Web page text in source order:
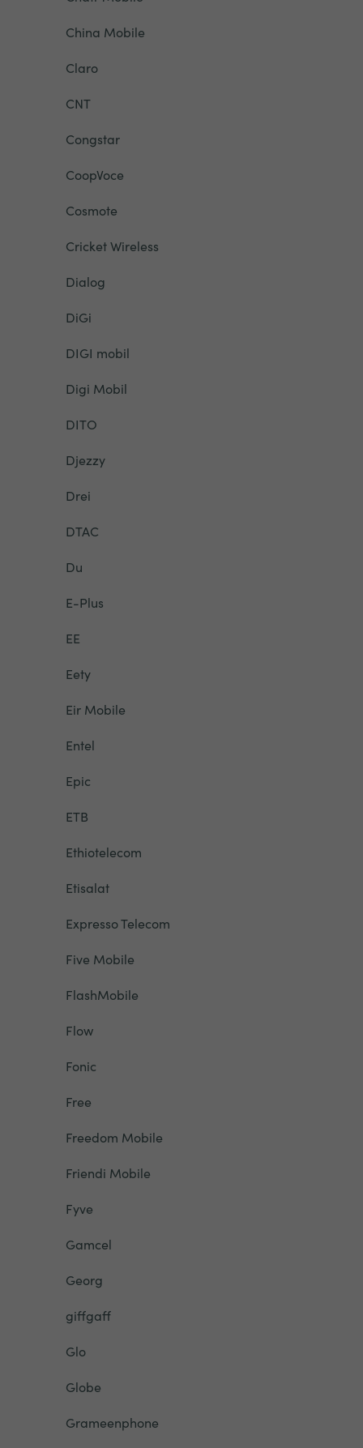
China Mobile
Claro
CNT
Congstar
CoopVoce
Cosmote
Cricket Wireless
Dialog
DiGi
DIGI mobil
Digi Mobil
DITO
Djezzy
Drei
DTAC
Du
E-Plus
EE
Eety
Eir Mobile
Entel
Epic
ETB
Ethiotelecom
Etisalat
Expresso Telecom
Five Mobile
FlashMobile
Flow
Fonic
Free
Freedom Mobile
Friendi Mobile
Fyve
Gamcel
Georg
giffgaff
Glo
Globe
Grameenphone